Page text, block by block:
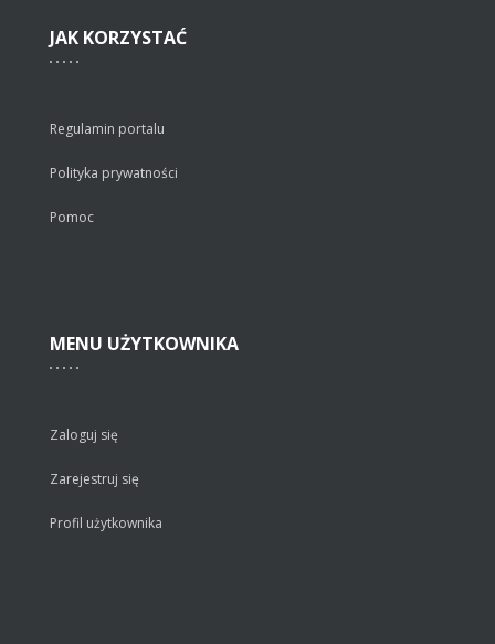
JAK KORZYSTAĆ
Regulamin portalu
Polityka prywatności
Pomoc
MENU UŻYTKOWNIKA
Zaloguj się
Zarejestruj się
Profil użytkownika